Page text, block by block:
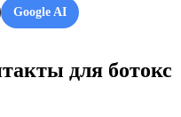
Google AI
для ботокс